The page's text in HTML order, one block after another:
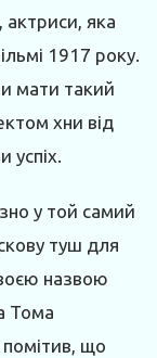
актриси, яка
1917 року.
мати такий
хни від
успіх.
у той самий
туш для
назвою
Тома
що